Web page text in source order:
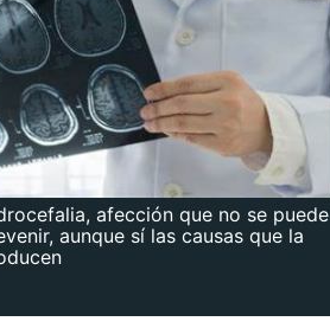
afección que no se puede
aunque sí las causas que la